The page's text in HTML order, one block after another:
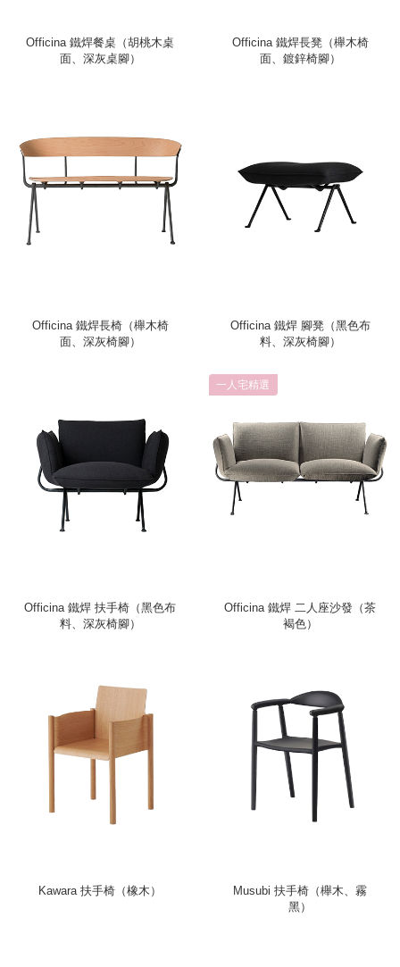
Officina 鐵焊餐桌（胡桃木桌
面、深灰桌腳）
Officina 鐵焊長凳（櫸木椅
面、鍍鋅椅腳）
Officina 鐵焊長椅（櫸木椅
面、深灰椅腳）
Officina 鐵焊 腳凳（黑色布
料、深灰椅腳）
Officina 鐵焊 扶手椅（黑色布
料、深灰椅腳）
一人宅精選
Officina 鐵焊 二人座沙發（茶
褐色）
Kawara 扶手椅（橡木）
Musubi 扶手椅（櫸木、霧
黑）